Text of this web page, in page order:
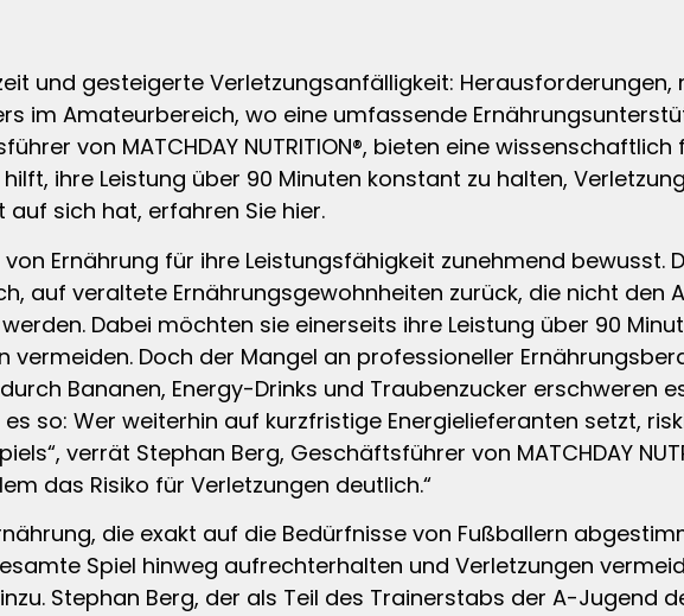
und gesteigerte Verletzungsanfälligkeit: Herausforderungen,
im Amateurbereich, wo eine umfassende
von MATCHDAY NUTRITION®, bieten eine
ihre Leistung über 90 Minuten konstant zu halten,
sich hat, erfahren Sie hier.
Ernährung für ihre Leistungsfähigkeit zunehmend bewusst.
auf veraltete Ernährungsgewohnheiten zurück, die nicht den
Dabei möchten sie einerseits ihre Leistung über 90
vermeiden. Doch der Mangel an professioneller
Bananen, Energy-Drinks und Traubenzucker erschweren
so: Wer weiterhin auf kurzfristige Energielieferanten setzt,
verrät Stephan Berg, Geschäftsführer von MATCHDAY
das Risiko für Verletzungen deutlich.“
die exakt auf die Bedürfnisse von Fußballern
Spiel hinweg aufrechterhalten und Verletzungen
Stephan Berg, der als Teil des Trainerstabs der A-Jugend